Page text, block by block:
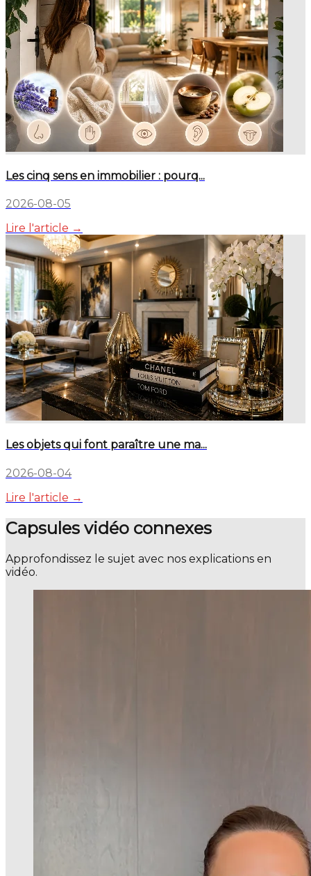
Les cinq sens en immobilier : pourq...
2026-08-05
Lire l'article →
Les objets qui font paraître une ma...
2026-08-04
Lire l'article →
Capsules vidéo connexes
Approfondissez le sujet avec nos explications en
vidéo.